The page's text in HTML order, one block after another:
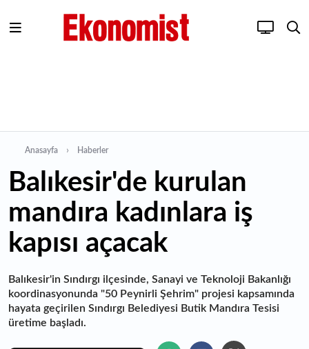
Anasayfa Haberler
Balıkesir'de kurulan
mandıra kadınlara iş
kapısı açacak
Balıkesir'in Sındırgı ilçesinde, Sanayi ve Teknoloji Bakanlığı
koordinasyonunda "50 Peynirli Şehrim" projesi kapsamında
hayata geçirilen Sındırgı Belediyesi Butik Mandıra Tesisi
üretime başladı.